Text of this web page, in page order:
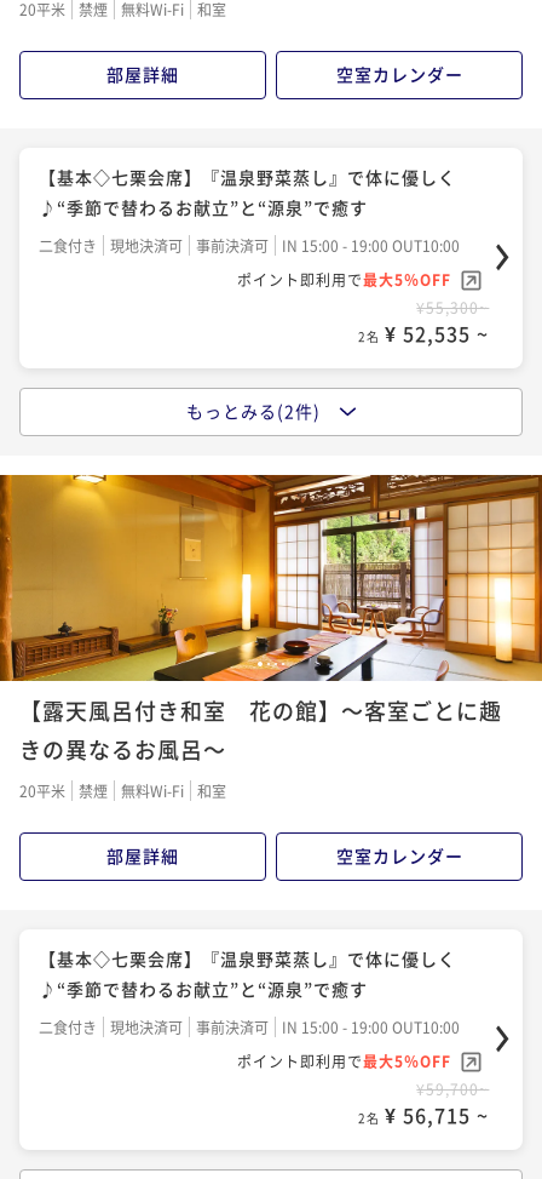
20平米 禁煙 無料Wi-Fi 和室
部屋詳細 空室カレンダー
【基本◇七栗会席】『温泉野菜蒸し』で体に優しく
♪“季節で替わるお献立”と“源泉”で癒す
二食付き 現地決済可 事前決済可
IN 15:00 - 19:00 OUT10:00
ポイント即利用で最大5％OFF
¥55,300~
2名 ¥ 52,535 ~
【人気No．1 榊会席】“鉄板焼き”で楽しむ松阪牛！
二食付き 現地決済可 事前決済可
IN 15:00 - 19:00 OUT10:00
ポイント即利用で最大5％OFF
¥61,900~
2名 ¥ 58,805 ~
夫婦旅 ～3大特典～＜夕食メインの和牛が松阪牛に無
料グレードUP！＞三重の魅力たっぷり
もっとみる(2件)
1234
【露天風呂付き和室 花の館】～客室ごとに趣
きの異なるお風呂～
20平米 禁煙 無料Wi-Fi 和室
部屋詳細 空室カレンダー
【基本◇七栗会席】『温泉野菜蒸し』で体に優しく
♪“季節で替わるお献立”と“源泉”で癒す
二食付き 現地決済可 事前決済可
IN 15:00 - 19:00 OUT10:00
ポイント即利用で最大5％OFF
¥59,700~
2名 ¥ 56,715 ~